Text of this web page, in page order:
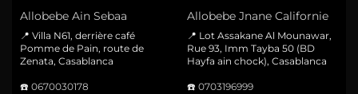
Allobebe Ain Sebaa
📍 Villa N61, derrière café
Pomme de Pain, route de
Zenata, Casablanca
☎️ 0670030178
Allobebe Jnane Californie
📍 Lot Assakane Al Mounawar,
Rue 93, Imm Tayba 50 (BD
Hayfa ain chock), Casablanca
☎️ 0703196999